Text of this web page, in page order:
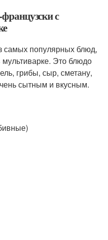
с
самых популярных блюд,
Это блюдо
грибы, сыр, сметану,
сытным и вкусным.